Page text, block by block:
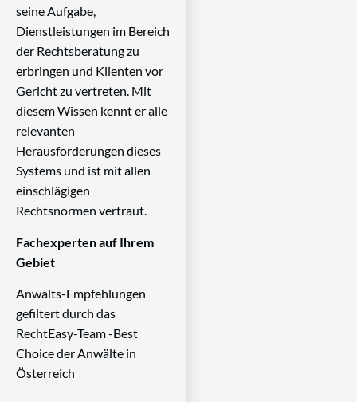
seine Aufgabe,
Dienstleistungen im Bereich
der Rechtsberatung zu
erbringen und Klienten vor
Gericht zu vertreten. Mit
diesem Wissen kennt er alle
relevanten
Herausforderungen dieses
Systems und ist mit allen
einschlägigen
Rechtsnormen vertraut.
Fachexperten auf Ihrem
Gebiet
Anwalts-Empfehlungen
gefiltert durch das
RechtEasy-Team -Best
Choice der Anwälte in
Österreich